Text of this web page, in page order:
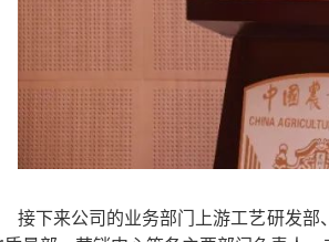
接下来公司的业务部门上游工艺研发